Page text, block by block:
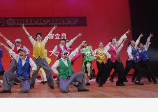
審査員
プライバシーポリシー